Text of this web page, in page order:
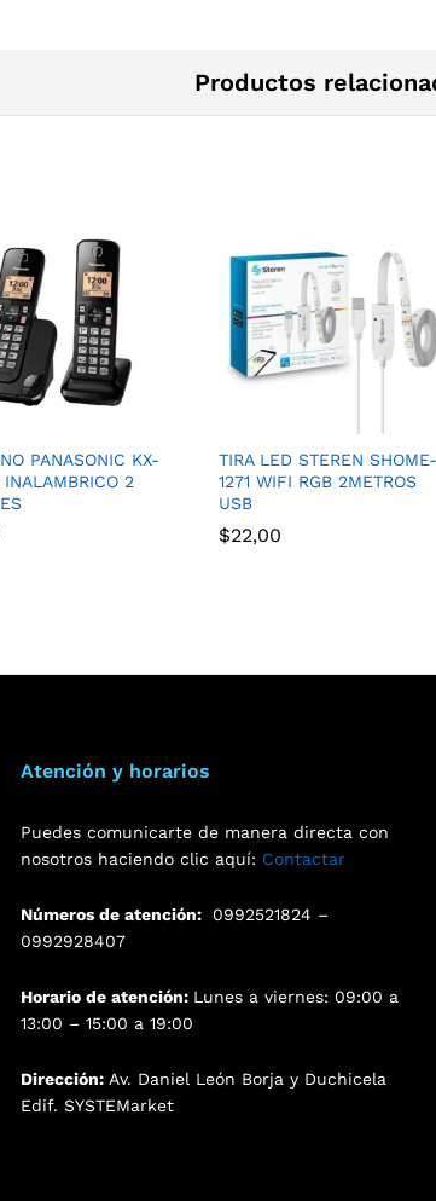
Productos
PANASONIC KX-
2
TIRA LED STEREN SHOME-
1271 WIFI RGB 2METROS
USB
$22,00
Atención y horarios
Puedes comunicarte de manera directa con
nosotros haciendo clic aquí: Contactar
Números de atención:
0992521824 –
0992928407
Horario de atención: Lunes a viernes: 09:00 a
13:00 – 15:00 a 19:00
Dirección: Av. Daniel León Borja y Duchicela
Edif. SYSTEMarket